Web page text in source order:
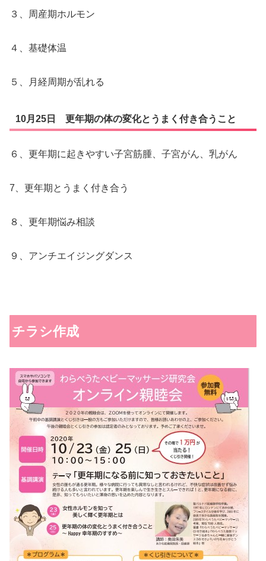
３、周産期ホルモン
４、基礎体温
５、月経周期が乱れる
10月25日 更年期の体の変化とうまく付き合うこと
６、更年期に起きやすい子宮筋腫、子宮がん、乳がん
7、更年期とうまく付き合う
８、更年期悩み相談
９、アンチエイジングダンス
チラシ作成